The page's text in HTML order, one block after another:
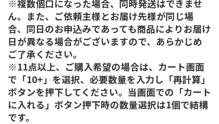
※複数個口になった場合、同時発送はできませ
ん。また、ご依頼主様とお届け先様が同じ場
合、同日のお申込みであっても商品によりお届け
日が異なる場合がございますので、あらかじめ
ご了承ください。
※11点以上、ご購入希望の場合は、カート画面
で「10+」を選択、必要数量を入力し「再計算」
ボタンを押下してください。当画面での「カート
に入れる」ボタン押下時の数量選択は1個で結構
です。